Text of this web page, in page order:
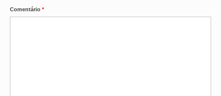
Comentário *